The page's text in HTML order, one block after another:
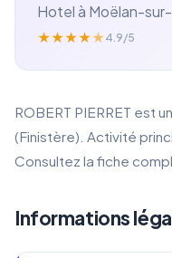
Hotel à Moëlan-
★★★★★ 4.9/5
ROBERT PIERRET est
(Finistère). Activité
Consultez la fiche
Informations